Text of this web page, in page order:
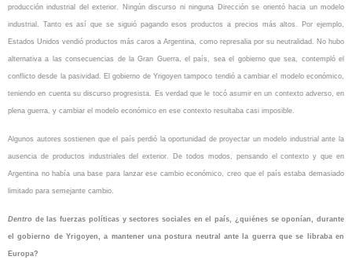
producción industrial del exterior. Ningún discurso ni ninguna Dirección se orientó hacia un modelo
industrial. Tanto es así que se siguió pagando esos productos a precios más altos. Por ejemplo,
Estados Unidos vendió productos más caros a Argentina, como represalia por su neutralidad. No hubo
alternativa a las consecuencias de la Gran Guerra, el país, sea el gobierno que sea, contempló el
conflicto desde la pasividad. El gobierno de Yrigoyen tampoco tendió a cambiar el modelo económico,
teniendo en cuenta su discurso progresista. Es verdad que le tocó asumir en un contexto adverso, en
plena guerra, y cambiar el modelo económico en ese contexto resultaba casi imposible.
Algunos autores sostienen que el país perdió la oportunidad de proyectar un modelo industrial ante la
ausencia de productos industriales del exterior. De todos modos, pensando el contexto y que en
Argentina no había una base para lanzar ese cambio económico, creo que el país estaba demasiado
limitado para semejante cambio.
Dentro de las fuerzas políticas y sectores sociales en el país, ¿quiénes se oponían, durante
el gobierno de Yrigoyen, a mantener una postura neutral ante la guerra que se libraba en
Europa?